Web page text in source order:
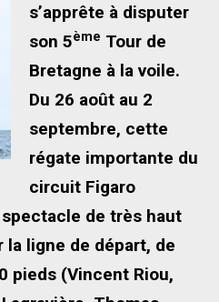
s’apprête à disputer
son 5ème Tour de
Bretagne à la voile.
Du 26 août au 2
septembre, cette
régate importante du
circuit Figaro
de très haut
la ligne de départ, de
pieds (Vincent Riou,